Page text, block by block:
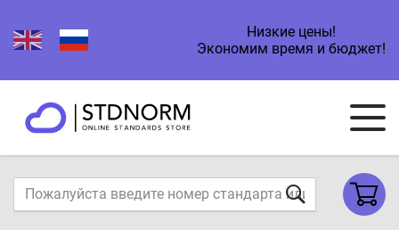
Низкие цены!
Экономим время и бюджет!